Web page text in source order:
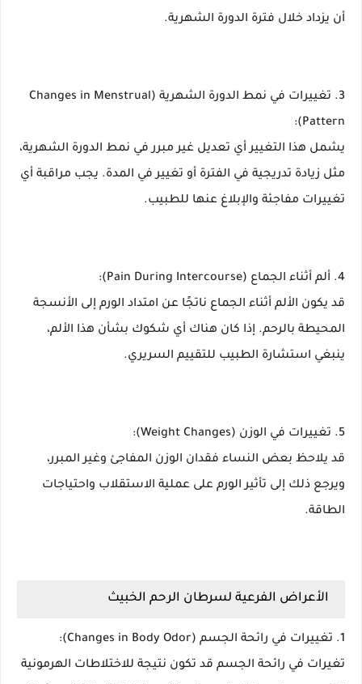
أن يزداد خلال فترة الدورة الشهرية.
3. تغييرات في نمط الدورة الشهرية (Changes in Menstrual
Pattern):
يشمل هذا التغيير أي تعديل غير مبرر في نمط الدورة الشهرية،
مثل زيادة تدريجية في الفترة أو تغيير في المدة. يجب مراقبة أي
تغييرات مفاجئة والإبلاغ عنها للطبيب.
4. ألم أثناء الجماع (Pain During Intercourse):
قد يكون الألم أثناء الجماع ناتجًا عن امتداد الورم إلى الأنسجة
المحيطة بالرحم. إذا كان هناك أي شكوك بشأن هذا الألم،
ينبغي استشارة الطبيب للتقييم السريري.
5. تغييرات في الوزن (Weight Changes):
قد يلاحظ بعض النساء فقدان الوزن المفاجئ وغير المبرر،
ويرجع ذلك إلى تأثير الورم على عملية الاستقلاب واحتياجات
الطاقة.
الأعراض الفرعية لسرطان الرحم الخبيث
1. تغييرات في رائحة الجسم (Changes in Body Odor):
تغيرات في رائحة الجسم قد تكون نتيجة للاختلاطات الهرمونية